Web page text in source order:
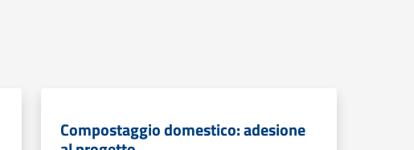
Compostaggio domestico: adesione